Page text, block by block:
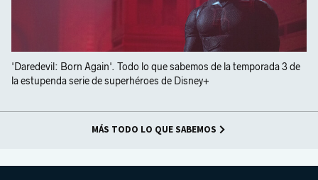
'Daredevil: Born Again'. Todo lo que sabemos de la temporada 3 de
la estupenda serie de superhéroes de Disney+
MÁS TODO LO QUE SABEMOS